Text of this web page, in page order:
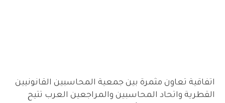
اتفاقية تعاون مثمرة بين جمعية المحاسبين القانونيين
القطرية واتحاد المحاسبين والمراجعين العرب تتيح